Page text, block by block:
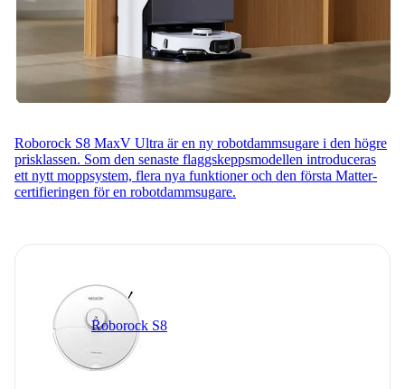
Roborock S8 MaxV Ultra är en ny robotdammsugare i den högre
prisklassen. Som den senaste flaggskeppsmodellen introduceras
ett nytt moppsystem, flera nya funktioner och den första Matter-
certifieringen för en robotdammsugare.
Roborock S8